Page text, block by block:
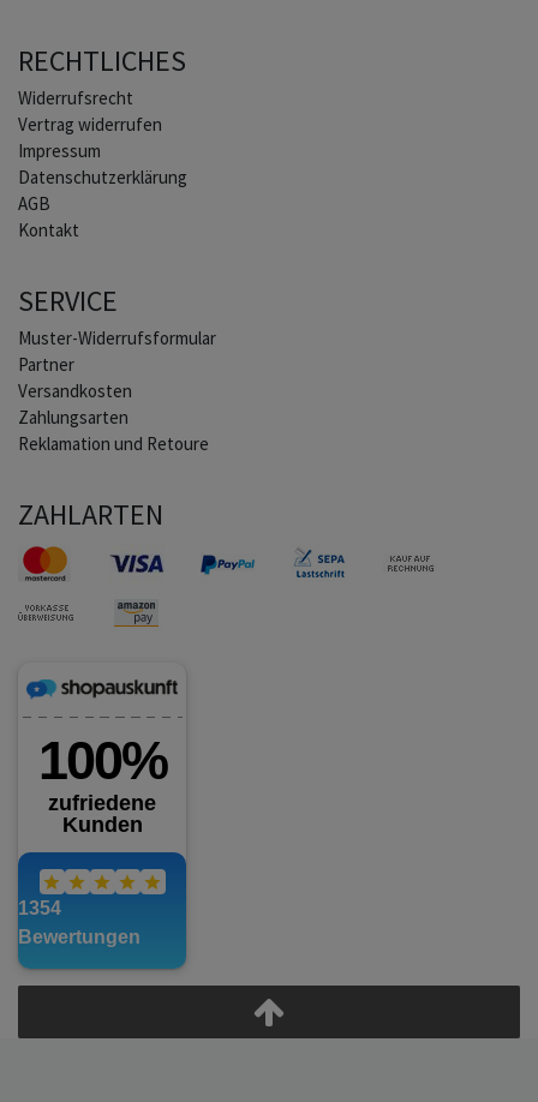
RECHTLICHES
Widerrufs­recht
Vertrag widerrufen
Impressum
Daten­schutz­erklärung
AGB
Kontakt
SERVICE
Muster-Widerrufsformular
Partner
Versandkosten
Zahlungsarten
Reklamation und Retoure
ZAHLARTEN